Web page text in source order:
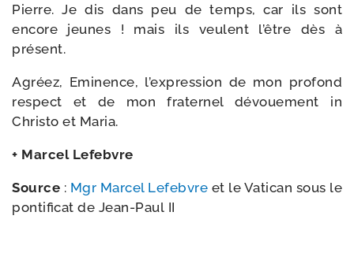
Pierre. Je dis dans peu de temps, car ils sont
encore jeunes ! mais ils veulent l’être dès à
présent.
Agréez, Eminence, l’expression de mon pro­fond
res­pect et de mon fra­ter­nel dévoue­ment in
Christo et Maria.
+ Marcel Lefebvre
Source : Mgr Marcel Lefebvre et le Vatican sous le
pon­ti­fi­cat de Jean-​Paul II